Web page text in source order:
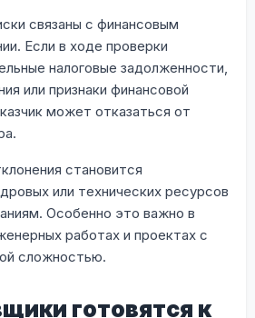
связаны с финансовым
Если в ходе проверки
налоговые задолженности,
или признаки финансовой
может отказаться от
становится
или технических ресурсов
Особенно это важно в
работах и проектах с
сложностью.
готовятся к